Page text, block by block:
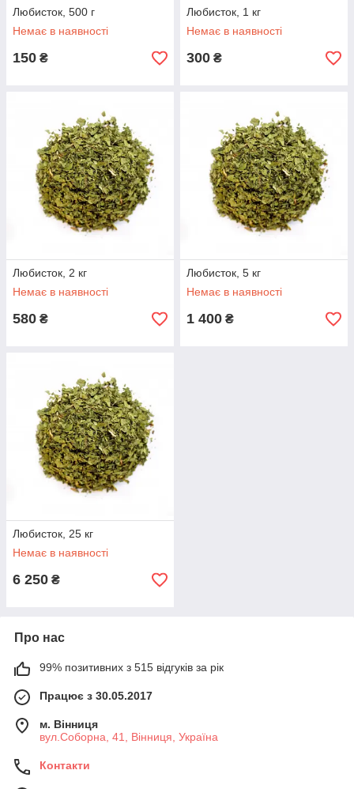
Любисток, 500 г
Немає в наявності
150 ₴
Любисток, 1 кг
Немає в наявності
300 ₴
Любисток, 2 кг
Немає в наявності
580 ₴
Любисток, 5 кг
Немає в наявності
1 400 ₴
Любисток, 25 кг
Немає в наявності
6 250 ₴
Про нас
99% позитивних з 515 відгуків за рік
Працює з 30.05.2017
м. Вінниця
вул.Соборна, 41, Вінниця, Україна
Контакти